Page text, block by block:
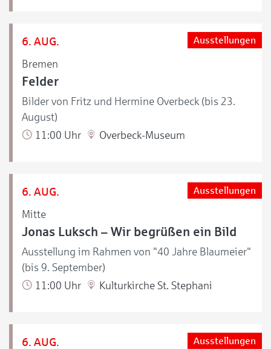
6. AUG.
Bremen
Ausstellungen
Felder
Bilder von Fritz und Hermine Overbeck (bis 23.
August)
11:00 Uhr
Overbeck-Museum
6. AUG.
Mitte
Ausstellungen
Jonas Luksch – Wir begrüßen ein Bild
Ausstellung im Rahmen von "40 Jahre Blaumeier"
(bis 9. September)
11:00 Uhr
Kulturkirche St. Stephani
6. AUG. Ausstellungen